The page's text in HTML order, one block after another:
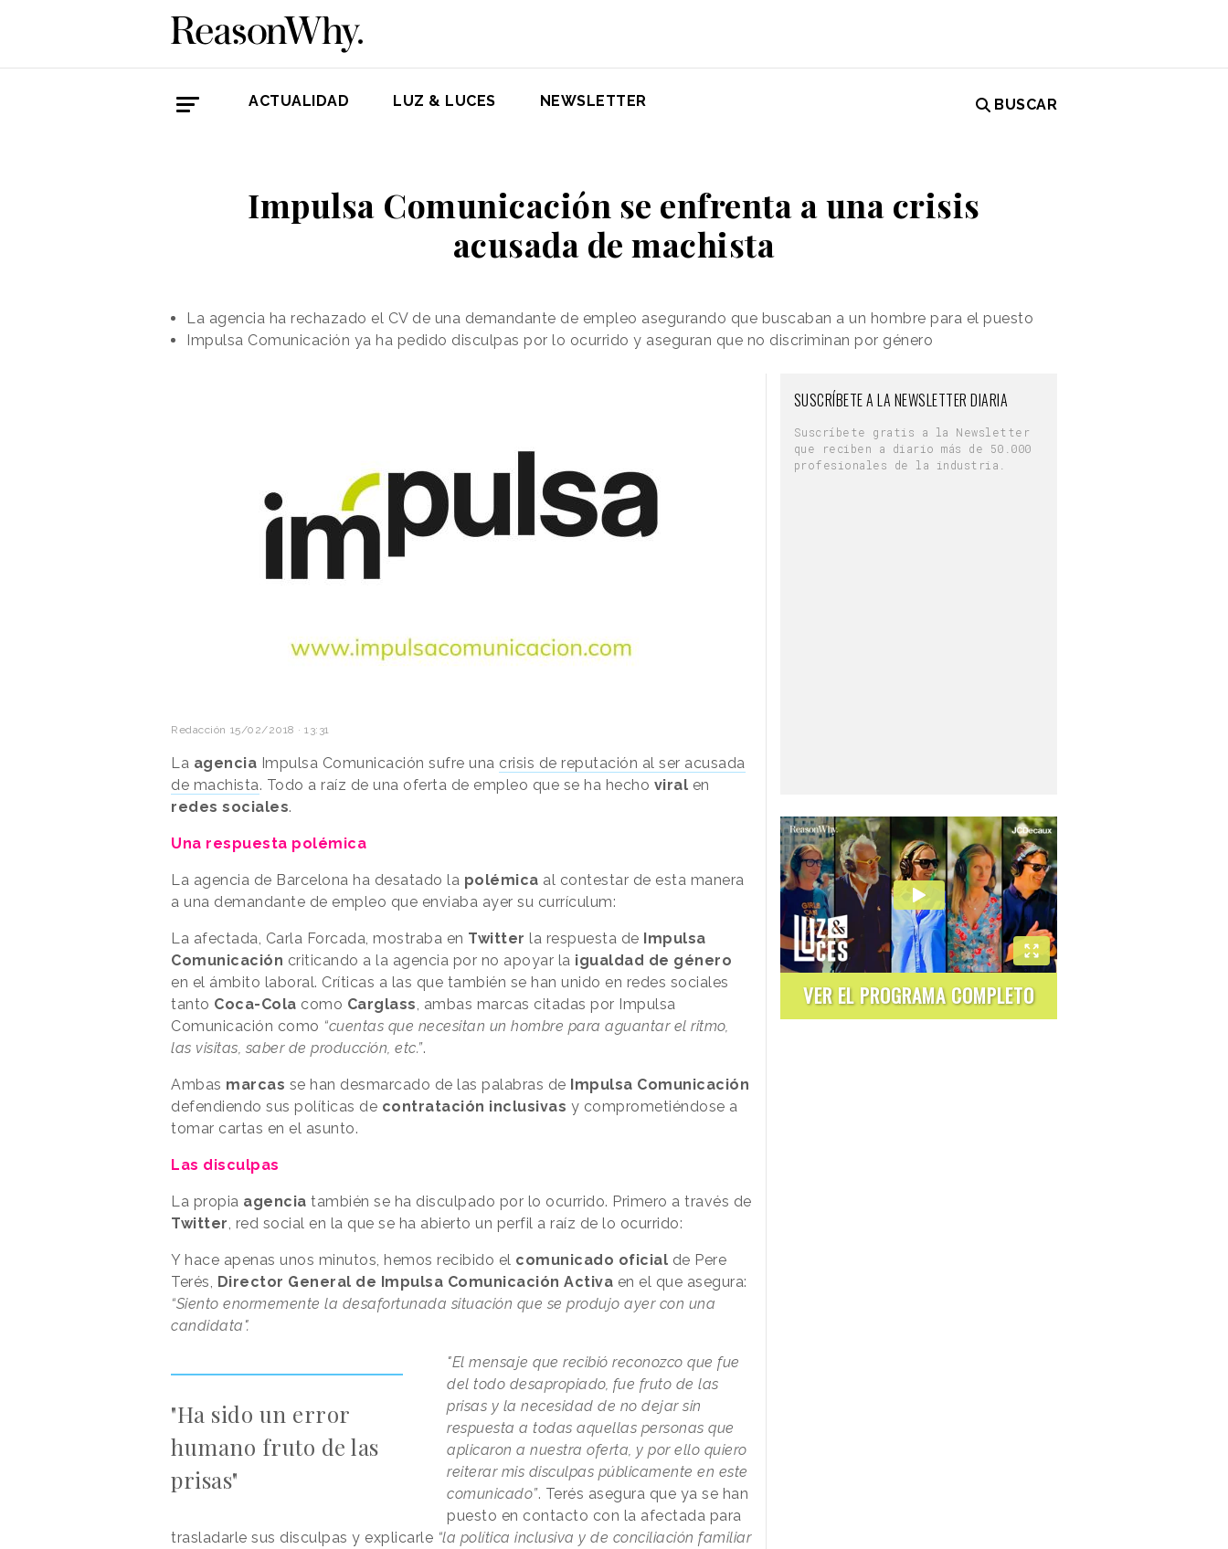
ACTUALIDAD LUZ & LUCES NEWSLETTER BUSCAR
Impulsa Comunicación se enfrenta a una crisis
acusada de machista
La agencia ha rechazado el CV de una demandante de empleo asegurando que buscaban a un hombre para el puesto
Impulsa Comunicación ya ha pedido disculpas por lo ocurrido y aseguran que no discriminan por género
Redacción 15/02/2018 · 13:31
La agencia Impulsa Comunicación sufre una crisis de reputación al ser acusada
de machista. Todo a raíz de una oferta de empleo que se ha hecho viral en
redes sociales.
Una respuesta polémica
La agencia de Barcelona ha desatado la polémica al contestar de esta manera
a una demandante de empleo que enviaba ayer su currículum:
La afectada, Carla Forcada, mostraba en Twitter la respuesta de Impulsa
Comunicación criticando a la agencia por no apoyar la igualdad de género
en el ámbito laboral. Críticas a las que también se han unido en redes sociales
tanto Coca-Cola como Carglass , ambas marcas citadas por Impulsa
Comunicación como “cuentas que necesitan un hombre para aguantar el ritmo,
las visitas, saber de producción, etc.”.
Ambas marcas se han desmarcado de las palabras de Impulsa Comunicación
defendiendo sus políticas de contratación inclusivas y comprometiéndose a
tomar cartas en el asunto.
Las disculpas
La propia agencia también se ha disculpado por lo ocurrido. Primero a través de
Twitter , red social en la que se ha abierto un perfil a raíz de lo ocurrido:
Y hace apenas unos minutos, hemos recibido el comunicado oficial de Pere
Terés, Director General de Impulsa Comunicación Activa en el que asegura:
“Siento enormemente la desafortunada situación que se produjo ayer con una
candidata".
"Ha sido un error
humano fruto de las
prisas"
"El mensaje que recibió reconozco que fue
del todo desapropiado, fue fruto de las
prisas y la necesidad de no dejar sin
respuesta a todas aquellas personas que
aplicaron a nuestra oferta, y por ello quiero
reiterar mis disculpas públicamente en este
comunicado”. Terés asegura que ya se han
puesto en contacto con la afectada para
trasladarle sus disculpas y explicarle “la política inclusiva y de conciliación familiar
SUSCRÍBETE A LA NEWSLETTER DIARIA
Suscríbete gratis a la Newsletter
que reciben a diario más de 50.000
profesionales de la industria.
VER EL PROGRAMA COMPLETO